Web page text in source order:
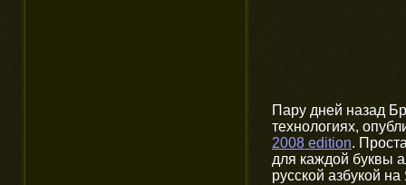
Пару дней назад
технологиях,
2008 edition.
для каждой буквы
русской азбукой